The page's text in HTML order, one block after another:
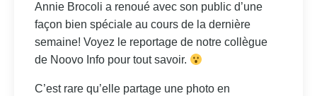
Annie Brocoli a renoué avec son public d’une
façon bien spéciale au cours de la dernière
semaine! Voyez le reportage de notre collègue
de Noovo Info pour tout savoir.
C’est rare qu’elle partage une photo en